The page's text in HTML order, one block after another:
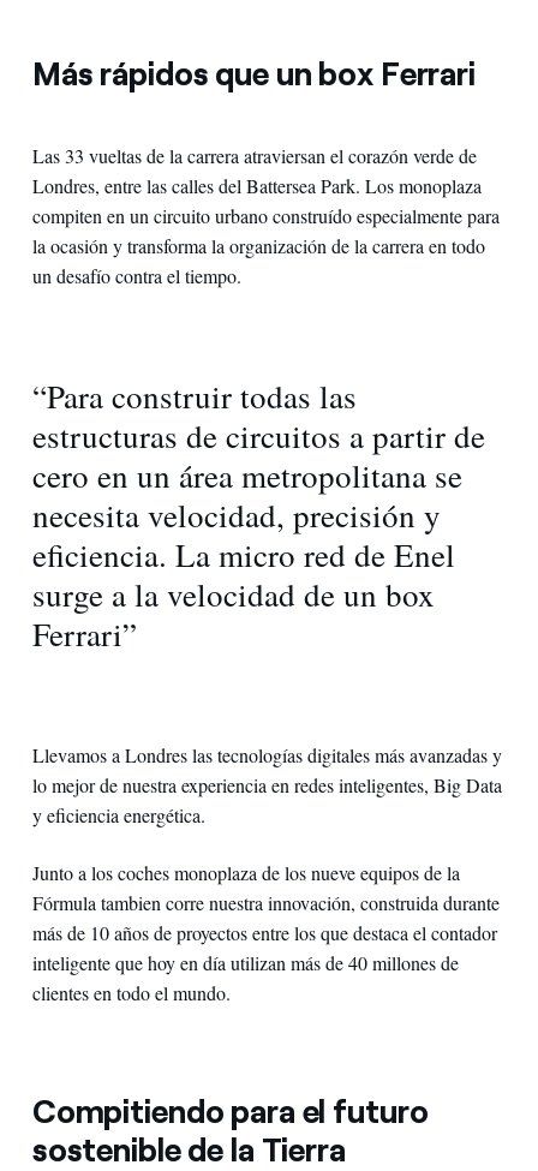
Más rápidos que un box Ferrari
Las 33 vueltas de la carrera atraviersan el corazón verde de
Londres, entre las calles del Battersea Park. Los monoplaza
compiten en un circuito urbano construído especialmente para
la ocasión y transforma la organización de la carrera en todo
un desafío contra el tiempo.
“Para construir todas las
estructuras de circuitos a partir de
cero en un área metropolitana se
necesita velocidad, precisión y
eficiencia. La micro red de Enel
surge a la velocidad de un box
Ferrari”
Llevamos a Londres las tecnologías digitales más avanzadas y
lo mejor de nuestra experiencia en redes inteligentes, Big Data
y eficiencia energética.
Junto a los coches monoplaza de los nueve equipos de la
Fórmula tambien corre nuestra innovación, construida durante
más de 10 años de proyectos entre los que destaca el contador
inteligente que hoy en día utilizan más de 40 millones de
clientes en todo el mundo.
Compitiendo para el futuro
sostenible de la Tierra